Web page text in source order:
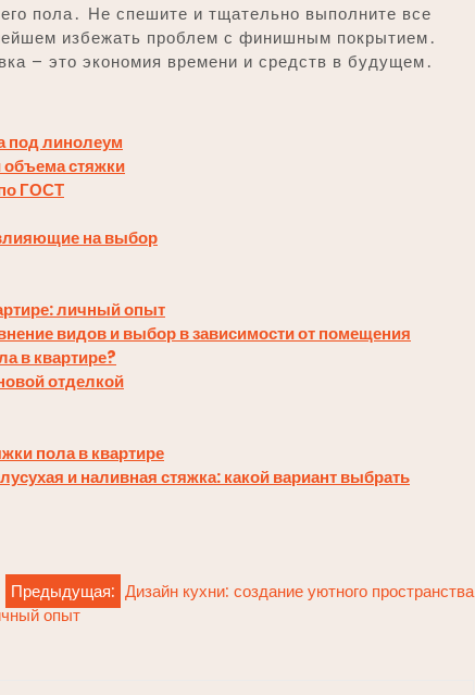
пола․ Не спешите и тщательно выполните все
избежать проблем с финишным покрытием․
– это экономия времени и средств в будущем․
под линолеум
стяжки
ГОСТ
на выбор
личный опыт
видов и выбор в зависимости от помещения
в квартире?
отделкой
пола в квартире
и наливная стяжка: какой вариант выбрать
Предыдущая: Дизайн кухни: создание уютного пространства
опыт